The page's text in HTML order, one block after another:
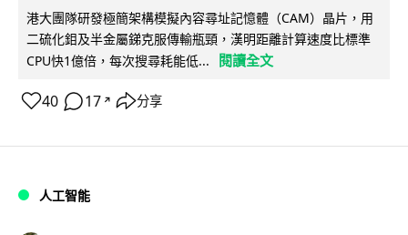
港大團隊研發極簡架構模擬內容尋址記憶體（CAM）晶片，用
二硫化鉬及半金屬銻克服傳輸瓶頸，漢明距離計算速度比標準
CPU快1億倍，每次搜尋耗能低...
閱讀全文
40 17 ↗ 分享
人工智能